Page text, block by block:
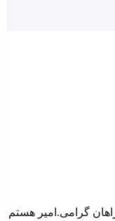
گرامی.امیر هستم